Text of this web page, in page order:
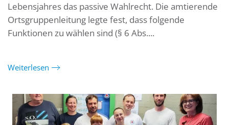
Lebensjahres das passive Wahlrecht. Die amtierende
Ortsgruppenleitung legte fest, dass folgende
Funktionen zu wählen sind (§ 6 Abs....
Weiterlesen